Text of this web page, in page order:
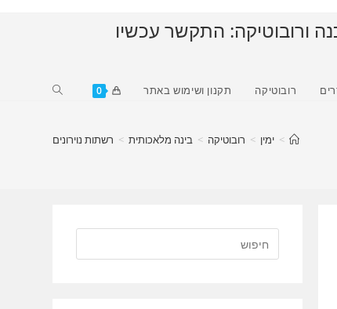
ורובוטיקה: התקשר עכשיו
רובוטיקה תקנון ושימוש באתר 0
Toggle
> ימין > רובוטיקה > בינה מלאכותית > רשתות נוירונים